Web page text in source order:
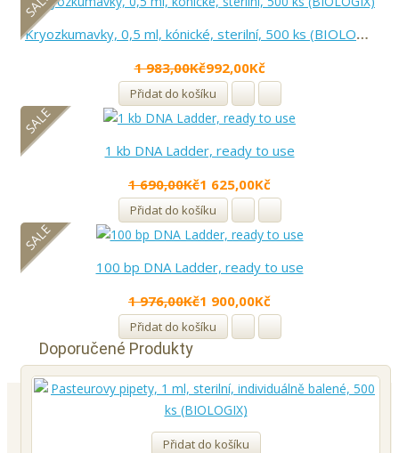
Kryozkumavky, 0,5 ml, kónické, sterilní, 500 ks (BIOLOGIX)
1 983,00Kč992,00Kč
Přidat do košíku
SALE
1 kb DNA Ladder, ready to use
1 690,00Kč1 625,00Kč
Přidat do košíku
SALE
100 bp DNA Ladder, ready to use
1 976,00Kč1 900,00Kč
Přidat do košíku
Doporučené Produkty
Přidat do košíku